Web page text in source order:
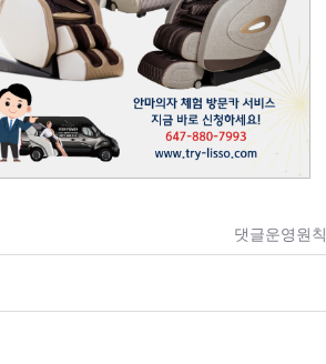
댓글운영원칙